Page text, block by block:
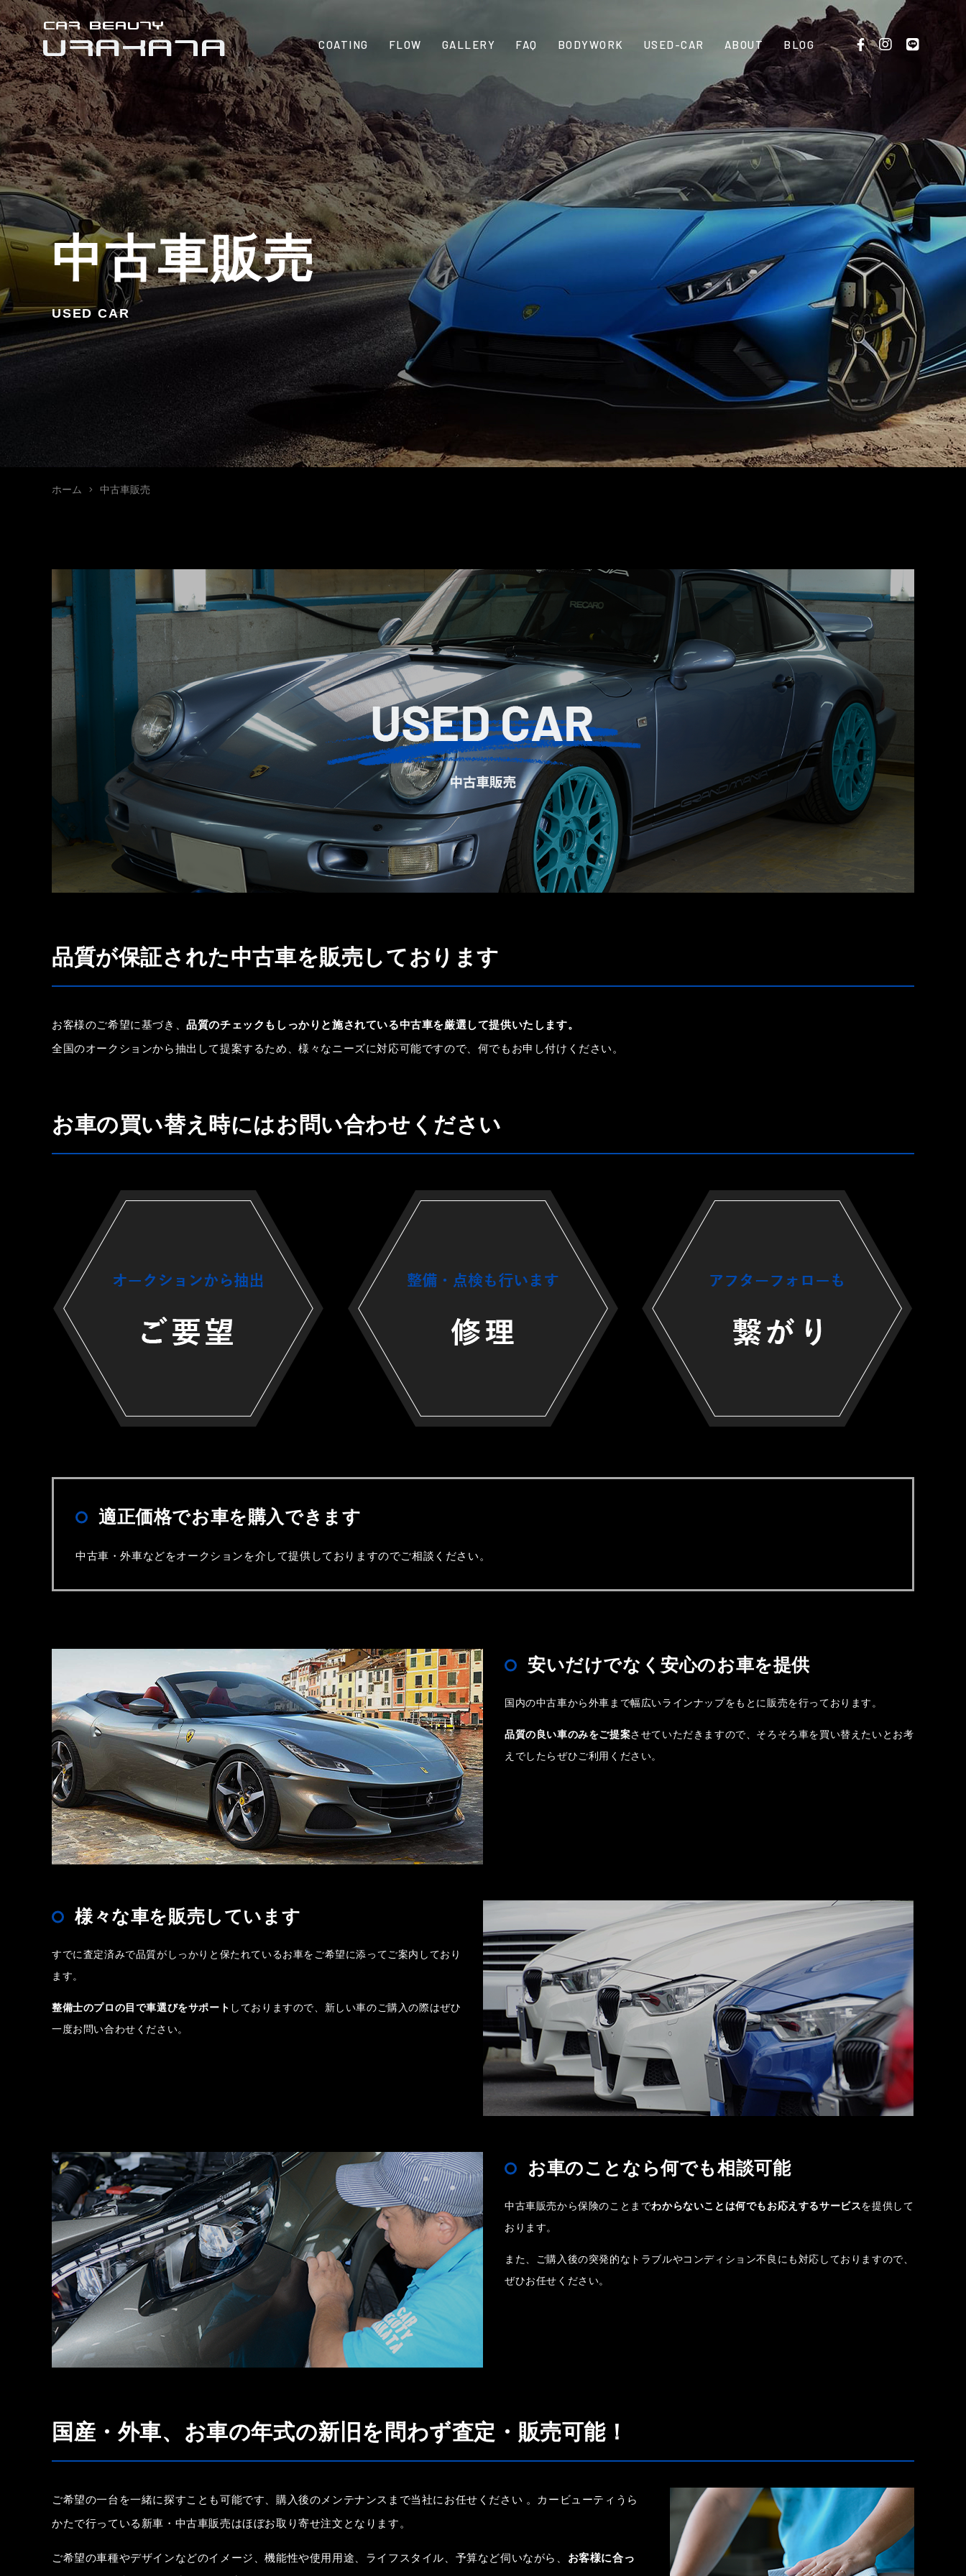
COATING FLOW GALLERY FAQ BODYWORK USED-CAR ABOUT BLOG
中古車販売
USED CAR
ホーム 中古車販売
品質が保証された中古車を販売しております
お客様のご希望に基づき、品質のチェックもしっかりと施されている中古車を厳選して提供いたします。
全国のオークションから抽出して提案するため、様々なニーズに対応可能ですので、何でもお申し付けください。
お車の買い替え時にはお問い合わせください
適正価格でお車を購入できます
中古車・外車などをオークションを介して提供しておりますのでご相談ください。
安いだけでなく安心のお車を提供
国内の中古車から外車まで幅広いラインナップをもとに販売を行っております。
品質の良い車のみをご提案させていただきますので、そろそろ車を買い替えたいとお考
えでしたらぜひご利用ください。
様々な車を販売しています
すでに査定済みで品質がしっかりと保たれているお車をご希望に添ってご案内しており
ます。
整備士のプロの目で車選びをサポート しておりますので、新しい車のご購入の際はぜひ
一度お問い合わせください。
お車のことなら何でも相談可能
中古車販売から保険のことまでわからないことは何でもお応えするサービスを提供して
おります。
また、ご購入後の突発的なトラブルやコンディション不良にも対応しておりますので、
ぜひお任せください。
国産・外車、お車の年式の新旧を問わず査定・販売可能！
ご希望の一台を一緒に探すことも可能です、購入後のメンテナンスまで当社にお任せください 。カービューティうら
かたで行っている新車・中古車販売はほぼお取り寄せ注文となります。
ご希望の車種やデザインなどのイメージ、機能性や使用用途、ライフスタイル、予算など伺いながら、 お客様に合っ